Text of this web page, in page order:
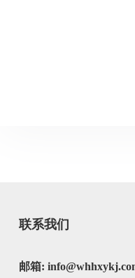
联系我们
邮箱: